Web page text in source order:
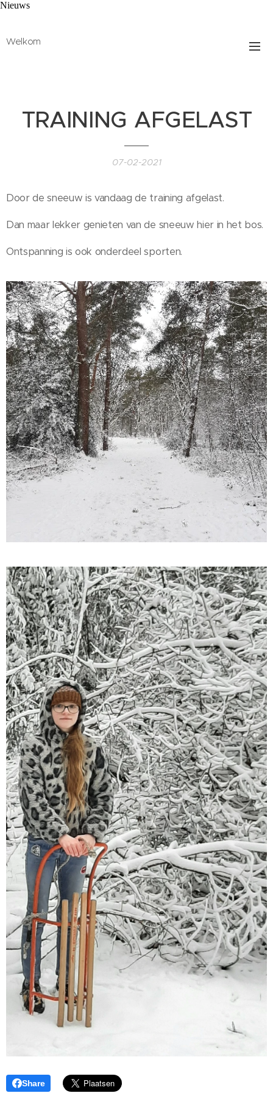
Nieuws
Welkom
TRAINING AFGELAST
07-02-2021
Door de sneeuw is vandaag de training afgelast.
Dan maar lekker genieten van de sneeuw hier in het bos.
Ontspanning is ook onderdeel sporten.
Share